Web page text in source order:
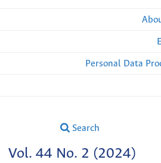
Personal Data
Search
Vol. 44 No. 2 (2024)